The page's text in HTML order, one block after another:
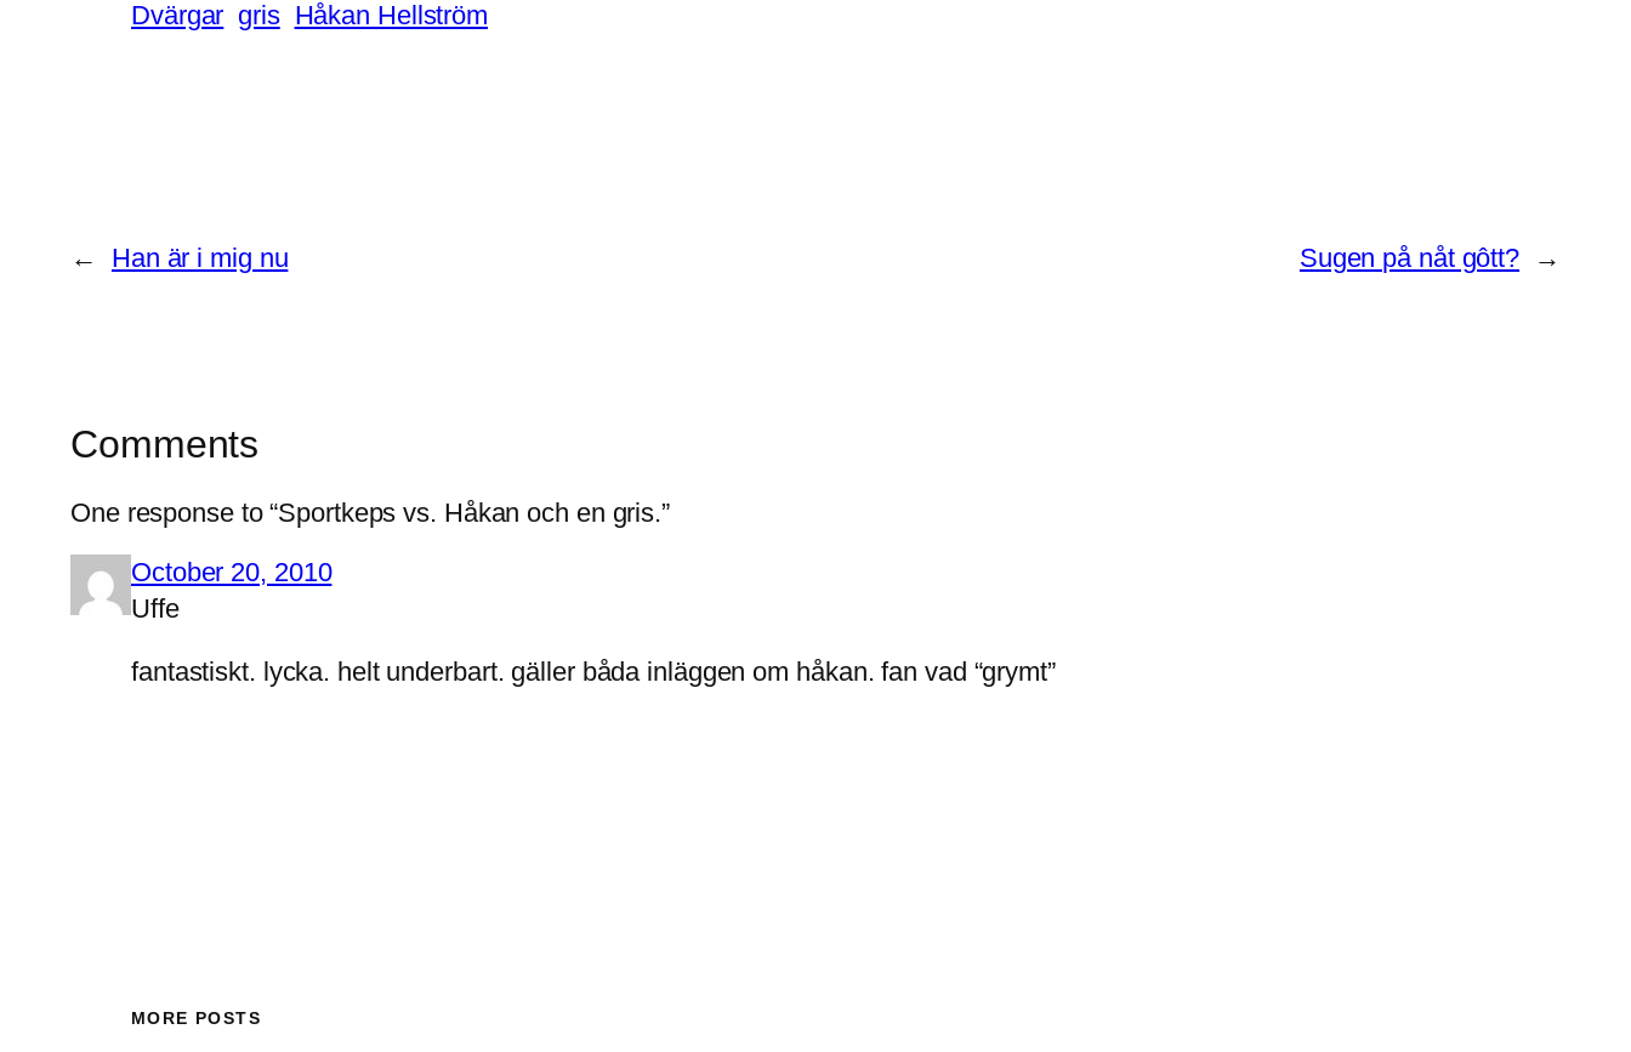
Dvärgar gris Håkan Hellström
← Han är i mig nu Sugen på nåt gôtt? →
Comments
One response to “Sportkeps vs. Håkan och en gris.”
October 20, 2010
Uffe
fantastiskt. lycka. helt underbart. gäller båda inläggen om håkan. fan vad “grymt”
MORE POSTS